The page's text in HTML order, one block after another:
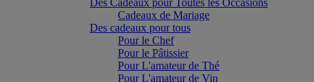
Des Cadeaux pour Toutes les Occasions
Cadeaux de Mariage
Des cadeaux pour tous
Pour le Chef
Pour le Pâtissier
Pour L'amateur de Thé
Pour L'amateur de Vin